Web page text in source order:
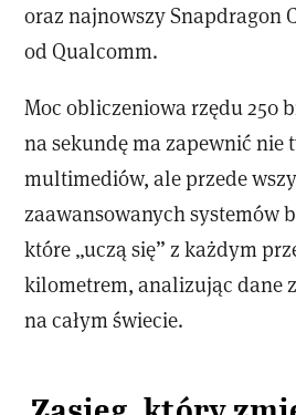
oraz najnowszy Snapdragon
od Qualcomm.
Moc obliczeniowa rzędu 250
na sekundę ma zapewnić nie
multimediów, ale przede
zaawansowanych systemów
które „uczą się” z każdym
kilometrem, analizując dane
na całym świecie.